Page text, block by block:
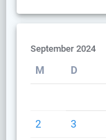
September 2024
M D
2 3